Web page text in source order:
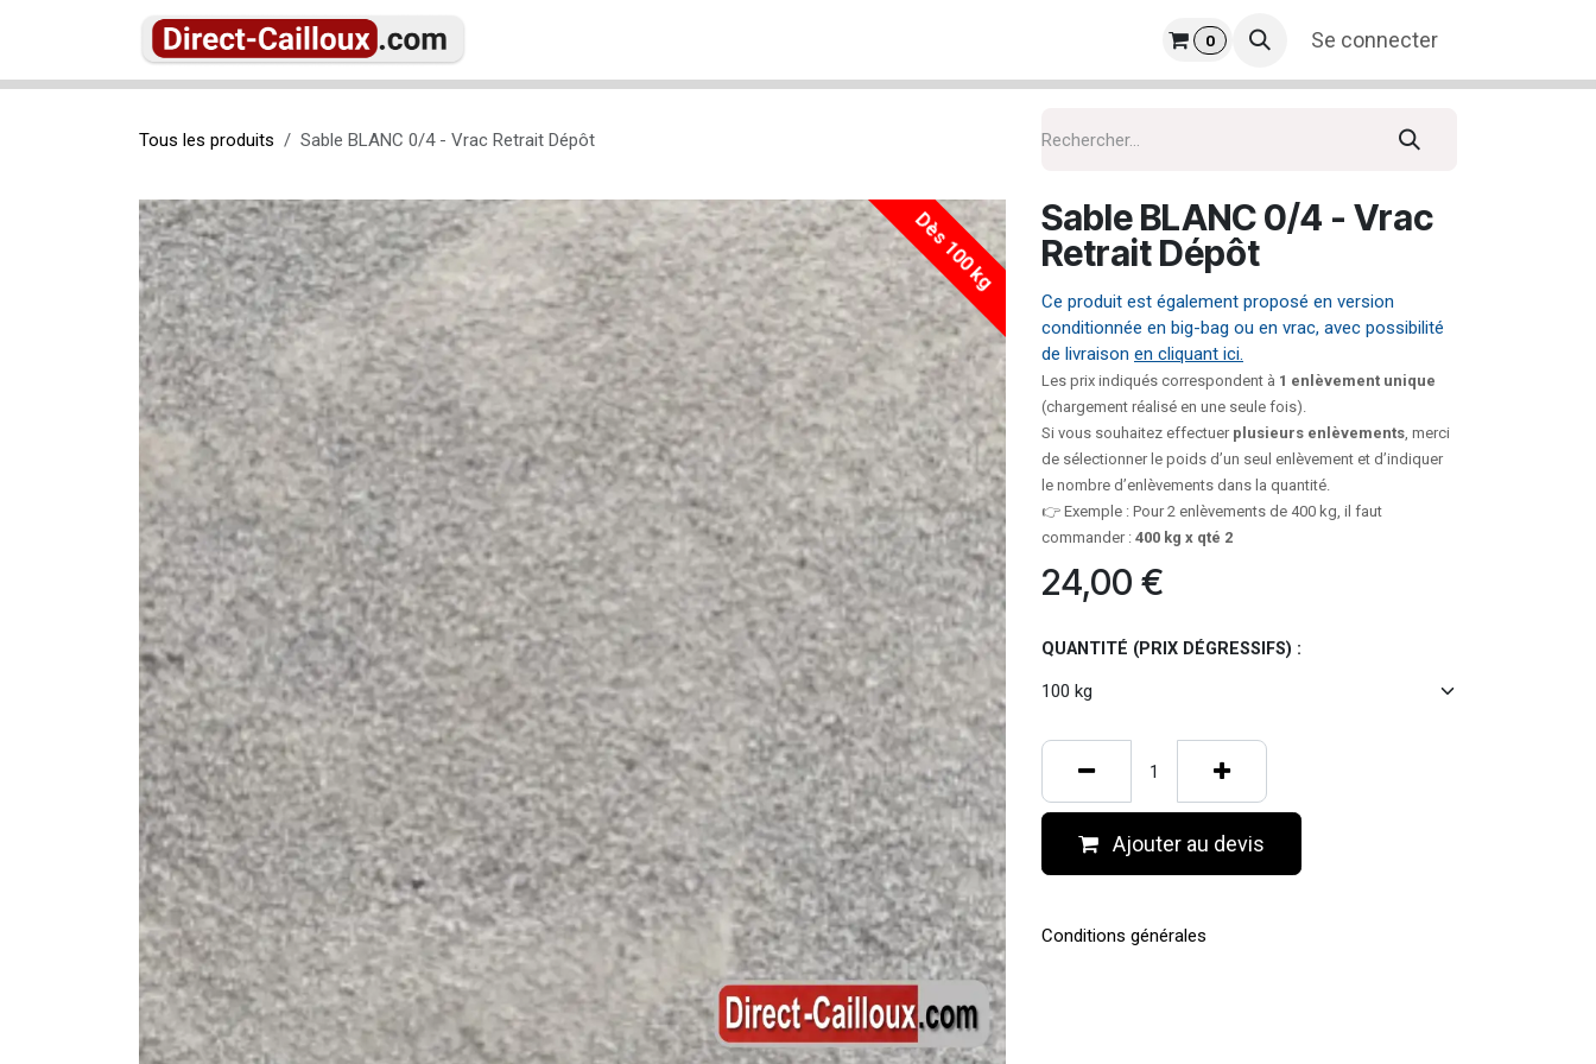
Se rendre au contenu
0 Se connecter
Tous les produits Sable BLANC 0/4 - Vrac Retrait Dépôt
Dès 100 kg
Sable BLANC 0/4 - Vrac
Retrait Dépôt
Ce produit est également proposé en version
conditionnée en big-bag ou en vrac, avec possibilité
de livraison en cliquant ici.
Les prix indiqués correspondent à 1 enlèvement unique
(chargement réalisé en une seule fois).
Si vous souhaitez effectuer plusieurs enlèvements, merci
de sélectionner le poids d’un seul enlèvement et d’indiquer
le nombre d’enlèvements dans la quantité.
👉 Exemple : Pour 2 enlèvements de 400 kg, il faut
commander : 400 kg x qté 2
24,00 €
QUANTITÉ (PRIX DÉGRESSIFS) :
Ajouter au devis
Conditions générales